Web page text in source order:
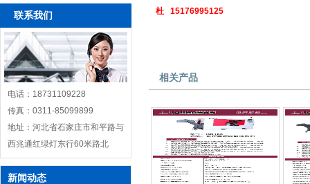
联系我们
电话：18731109228
传真：0311-85099899
地址：河北省石家庄市和平路与
西兆通红绿灯东行60米路北
新闻动态
杜 15176995125
相关产品